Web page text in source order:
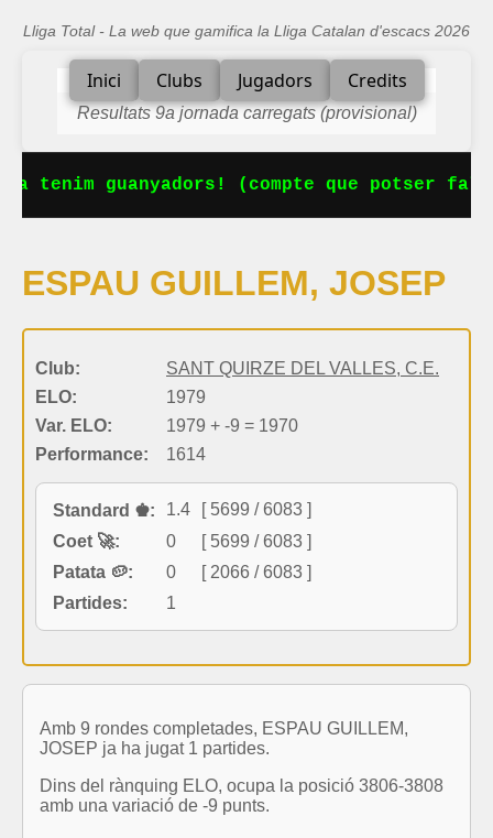
Lliga Total - La web que gamifica la Lliga Catalan d'escacs 2026
Inici Clubs Jugadors Credits
Resultats 9a jornada carregats (provisional)
tenim guanyadors! (compte que potser
ESPAU GUILLEM, JOSEP
Club:
SANT QUIRZE DEL VALLES, C.E.
ELO:
1979
Var. ELO:
1979 + -9 = 1970
Performance:
1614
Standard ♚: 1.4
[ 5699 / 6083 ]
Coet 🚀:
0
[ 5699 / 6083 ]
Patata 🥔:
0
[ 2066 / 6083 ]
Partides:
1
Amb 9 rondes completades, ESPAU GUILLEM,
JOSEP ja ha jugat 1 partides.
Dins del rànquing ELO, ocupa la posició 3806-3808
amb una variació de -9 punts.